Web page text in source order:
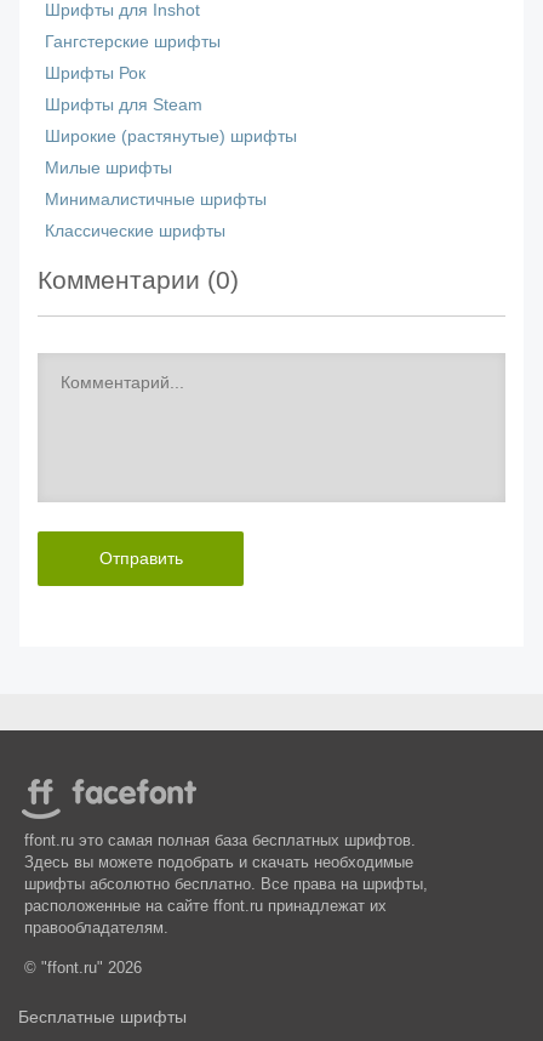
Шрифты для Inshot
Гангстерские шрифты
Шрифты Рок
Шрифты для Steam
Широкие (растянутые) шрифты
Милые шрифты
Минималистичные шрифты
Классические шрифты
Комментарии (0)
Отправить
ffont.ru это самая полная база бесплатных шрифтов.
Здесь вы можете подобрать и скачать необходимые
шрифты абсолютно бесплатно. Все права на шрифты,
расположенные на сайте ffont.ru принадлежат их
правообладателям.
© "ffont.ru" 2026
Бесплатные шрифты